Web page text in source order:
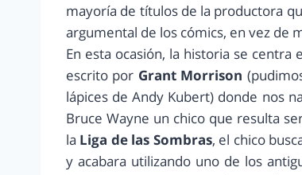
mayoría de títulos de la productora
argumental de los cómics, en vez de
En esta ocasión, la historia se
escrito por Grant Morrison
lápices de Andy Kubert) donde nos
Bruce Wayne un chico que resulta
la Liga de las Sombras, el chico
y acabara utilizando uno de los